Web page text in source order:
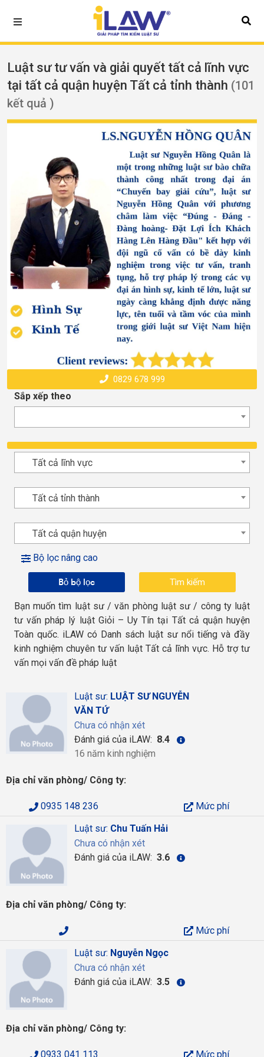
Luật sư tư vấn và giải quyết tất cả lĩnh vực
tại tất cả quận huyện Tất cả tỉnh thành (101
kết quả )
0829 678 999
Sắp xếp theo
Tất cả lĩnh vực
Tất cả tỉnh thành
Tất cả quận huyện
Bộ lọc nâng cao
Bỏ bộ lọc
Bạn muốn tìm luật sư / văn phòng luật sư / công ty luật
tư vấn pháp lý luật Giỏi – Uy Tín tại Tất cả quận huyện
Toàn quốc. iLAW có Danh sách luật sư nổi tiếng và đầy
kinh nghiệm chuyên tư vấn luật Tất cả lĩnh vực. Hỗ trợ tư
vấn mọi vấn đề pháp luật
Luật sư: LUẬT SƯ NGUYỄN
VĂN TỨ
Chưa có nhận xét
Đánh giá của iLAW: 8.4
16 năm kinh nghiệm
Địa chỉ văn phòng/ Công ty:
0935 148 236
Mức phí
Luật sư: Chu Tuấn Hải
Chưa có nhận xét
Đánh giá của iLAW: 3.6
Địa chỉ văn phòng/ Công ty:
Mức phí
Luật sư: Nguyễn Ngọc
Chưa có nhận xét
Đánh giá của iLAW: 3.5
Địa chỉ văn phòng/ Công ty:
0933 041 113 Mức phí